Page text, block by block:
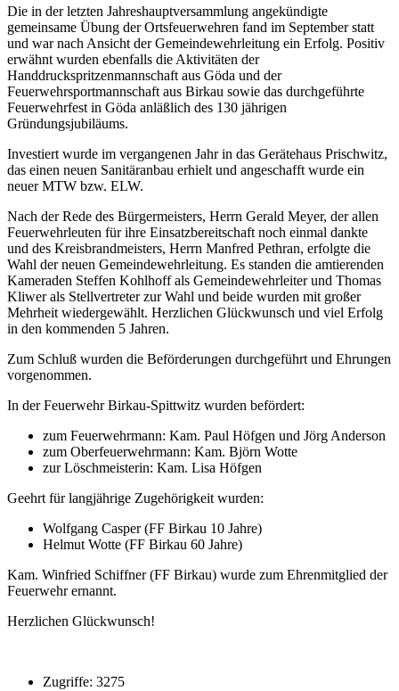
Die in der letzten Jahreshauptversammlung angekündigte
gemeinsame Übung der Ortsfeuerwehren fand im September statt
und war nach Ansicht der Gemeindewehrleitung ein Erfolg. Positiv
erwähnt wurden ebenfalls die Aktivitäten der
Handdruckspritzenmannschaft aus Göda und der
Feuerwehrsportmannschaft aus Birkau sowie das durchgeführte
Feuerwehrfest in Göda anläßlich des 130 jährigen
Gründungsjubiläums.
Investiert wurde im vergangenen Jahr in das Gerätehaus Prischwitz,
das einen neuen Sanitäranbau erhielt und angeschafft wurde ein
neuer MTW bzw. ELW.
Nach der Rede des Bürgermeisters, Herrn Gerald Meyer, der allen
Feuerwehrleuten für ihre Einsatzbereitschaft noch einmal dankte
und des Kreisbrandmeisters, Herrn Manfred Pethran, erfolgte die
Wahl der neuen Gemeindewehrleitung. Es standen die amtierenden
Kameraden Steffen Kohlhoff als Gemeindewehrleiter und Thomas
Kliwer als Stellvertreter zur Wahl und beide wurden mit großer
Mehrheit wiedergewählt. Herzlichen Glückwunsch und viel Erfolg
in den kommenden 5 Jahren.
Zum Schluß wurden die Beförderungen durchgeführt und Ehrungen
vorgenommen.
In der Feuerwehr Birkau-Spittwitz wurden befördert:
zum Feuerwehrmann: Kam. Paul Höfgen und Jörg Anderson
zum Oberfeuerwehrmann: Kam. Björn Wotte
zur Löschmeisterin: Kam. Lisa Höfgen
Geehrt für langjährige Zugehörigkeit wurden:
Wolfgang Casper (FF Birkau 10 Jahre)
Helmut Wotte (FF Birkau 60 Jahre)
Kam. Winfried Schiffner (FF Birkau) wurde zum Ehrenmitglied der
Feuerwehr ernannt.
Herzlichen Glückwunsch!
Zugriffe: 3275